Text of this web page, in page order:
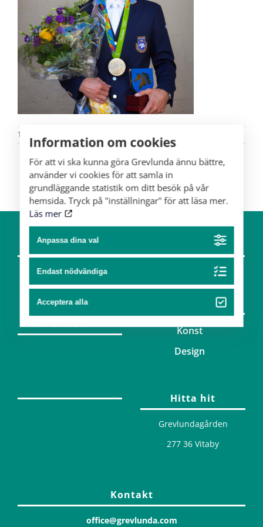
10/04
Om gården
Team
Partners
Konst & design
Konst
Design
Hitta hit
Grevlundagården
277 36 Vitaby
Kontakt
office@grevlunda.com
Information om cookies
För att vi ska kunna göra Grevlunda ännu bättre,
använder vi cookies för att samla in
grundläggande statistik om ditt besök på vår
hemsida. Tryck på "inställningar" för att läsa mer.
Läs mer
Anpassa dina val
Endast nödvändiga
Acceptera alla